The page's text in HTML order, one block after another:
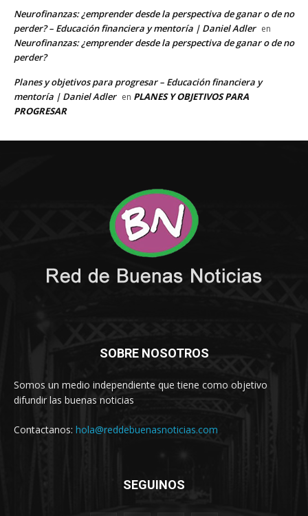
SOBRE NOSOTROS
Somos un medio independiente que tiene como objetivo
difundir las buenas noticias
Contactanos: hola@reddebuenasnoticias.com
SEGUINOS